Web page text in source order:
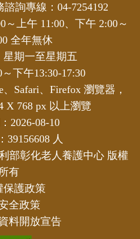
詢專線：04-7254192
上午 11:00、下午 2:00～
全年無休
星期一至星期五
～下午13:30-17:30
Safari、Firefox 瀏覽器，
X 768 px 以上瀏覽
2026-08-10
39156608 人
部彰化老人養護中心 版權
所有
保護政策
全政策
料開放宣告